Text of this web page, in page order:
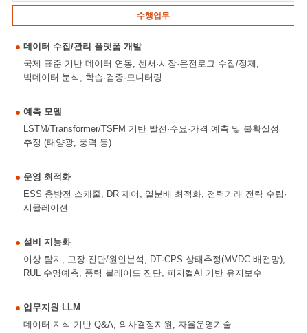
수행업무
데이터 수집/관리 플랫폼 개발
국제 표준 기반 데이터 연동, 센서·시장·운전로그 수집/정제,
빅데이터 분석, 학습·검증·모니터링
예측 모델
LSTM/Transformer/TSFM 기반 발전·수요·가격 예측 및 불확실성
추정 (태양광, 풍력 등)
운영 최적화
ESS 충방전 스케줄, DR 제어, 열분배 최적화, 전력거래 전략 수립·
시뮬레이션
설비 지능화
이상 탐지, 고장 진단/원인분석, DT·CPS 상태추정(MVDC 배전망),
RUL 수명예측, 풍력 블레이드 진단, 피지컬AI 기반 유지보수
업무지원 LLM
데이터·지식 기반 Q&A, 의사결정지원, 자율운영기술